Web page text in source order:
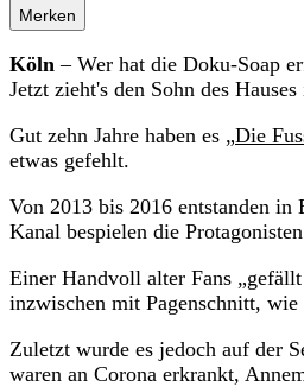
Merken
Köln – Wer hat die Doku-Soap
Jetzt zieht's den Sohn des
Gut zehn Jahre haben es „Die
etwas gefehlt.
Von 2013 bis 2016 entstanden
Kanal bespielen die
Einer Handvoll alter Fans
inzwischen mit Pagenschnitt,
Zuletzt wurde es jedoch auf der
waren an Corona erkrankt,